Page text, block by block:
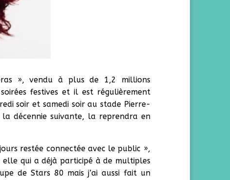
», vendu à plus de 1,2 millions
festives et il est régulièrement
soir et samedi soir au stade Pierre-
décennie suivante, la reprendra en
restée connectée avec le public »,
elle qui a déjà participé à de multiples
de Stars 80 mais j’ai aussi fait un